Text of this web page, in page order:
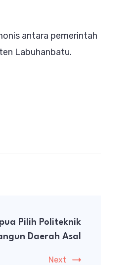
antara pemerintah
Labuhanbatu.
Pilih Politeknik
Daerah Asal
Next